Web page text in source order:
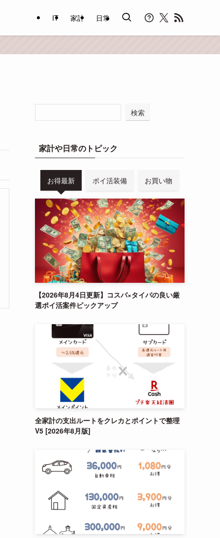
IT 家計 日常
検索
家計や日常のトピック
お得最新 ポイ活装備 お買い物
【2026年8月4日更新】コスパ×タイパの良い厳
選ポイ活案件ピックアップ
全家計の支出ルートをクレカとポイントで整理
V5 [2026年8月版]